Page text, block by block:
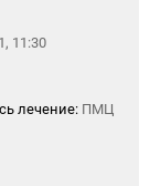
11:30
лечение: ПМЦ